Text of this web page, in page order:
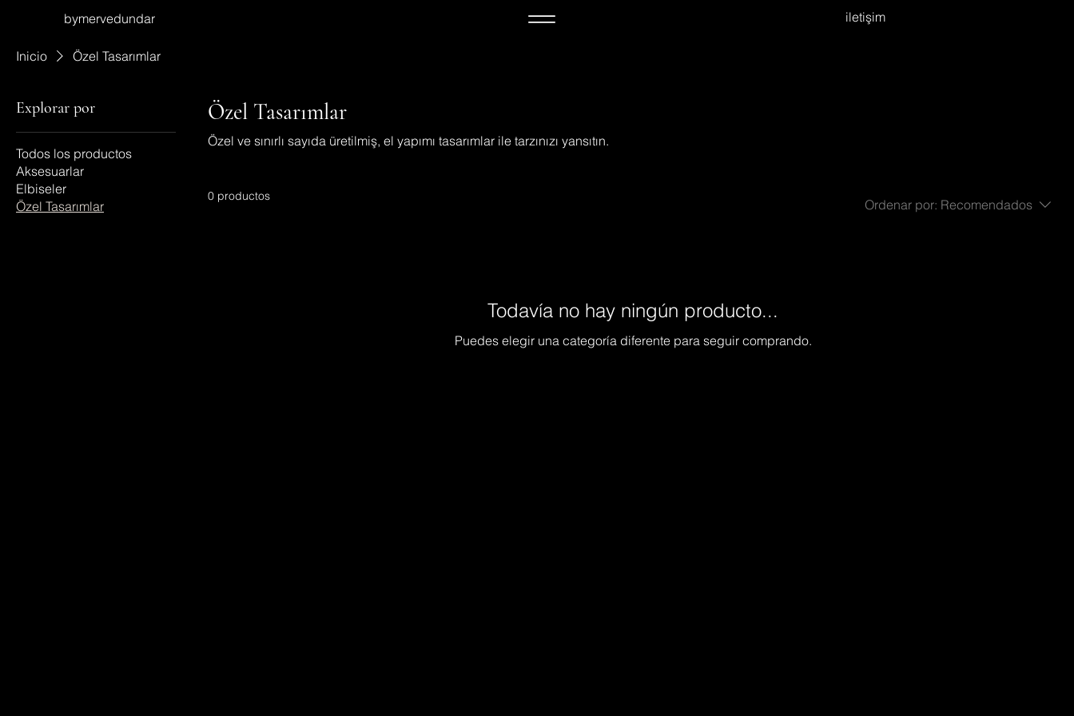
bymervedundar iletişim
Inicio Özel Tasarımlar
Explorar por
Todos los productos
Aksesuarlar
Elbiseler
Özel Tasarımlar
Özel Tasarımlar
Özel ve sınırlı sayıda üretilmiş, el yapımı tasarımlar ile tarzınızı yansıtın.
0 productos
Ordenar por: Recomendados
Todavía no hay ningún producto...
Puedes elegir una categoría diferente para seguir comprando.